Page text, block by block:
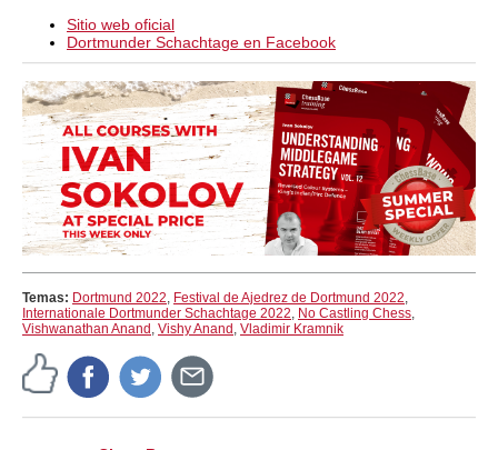
Sitio web oficial
Dortmunder Schachtage en Facebook
Temas: Dortmund 2022, Festival de Ajedrez de Dortmund 2022,
Internationale Dortmunder Schachtage 2022, No Castling Chess,
Vishwanathan Anand , Vishy Anand , Vladimir Kramnik